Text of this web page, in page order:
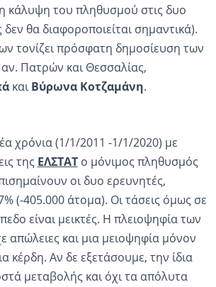
κάλυψη του πληθυσμού στις δυο
θα διαφοροποιείται σημαντικά).
τονίζει πρόσφατη δημοσίευση των
Πατρών και Θεσσαλίας,
καιΒύρωνα Κοτζαμάνη.
χρόνια (1/1/2011 -1/1/2020) με
της ΕΛΣΤΑΤο μόνιμος πληθυσμός
οι δυο ερευνητές,
(-405.000 άτομα). Οι τάσεις όμως σε
είναι μεικτές. Η πλειοψηφία των
απώλειες και μια μειοψηφία μόνον
κέρδη. Αν δε εξετάσουμε, την ίδια
μεταβολής και όχι τα απόλυτα